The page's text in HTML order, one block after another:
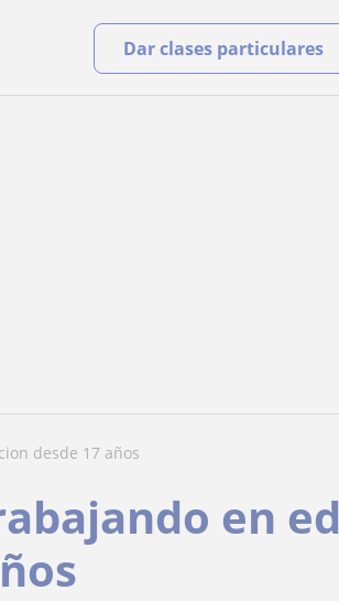
Dar clases particulares
desde 17 años
en